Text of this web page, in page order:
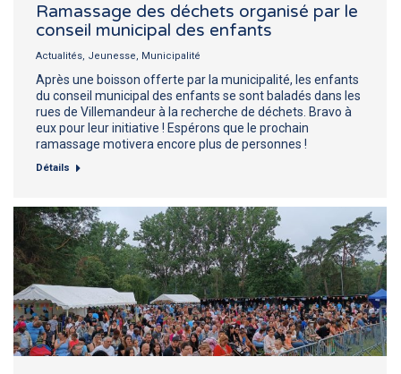
Ramassage des déchets organisé par le
conseil municipal des enfants
Actualités, Jeunesse, Municipalité
Après une boisson offerte par la municipalité, les enfants
du conseil municipal des enfants se sont baladés dans les
rues de Villemandeur à la recherche de déchets. Bravo à
eux pour leur initiative ! Espérons que le prochain
ramassage motivera encore plus de personnes !
Détails